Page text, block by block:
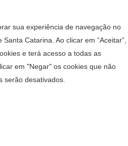
sua experiência de navegação no
Catarina. Ao clicar em “Aceitar”,
e terá acesso a todas as
em "Negar" os cookies que não
serão desativados.